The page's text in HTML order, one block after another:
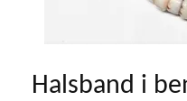
Halsband i